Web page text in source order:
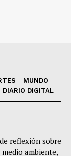
MUNDO
DIARIO DIGITAL
reflexión sobre
ambiente,